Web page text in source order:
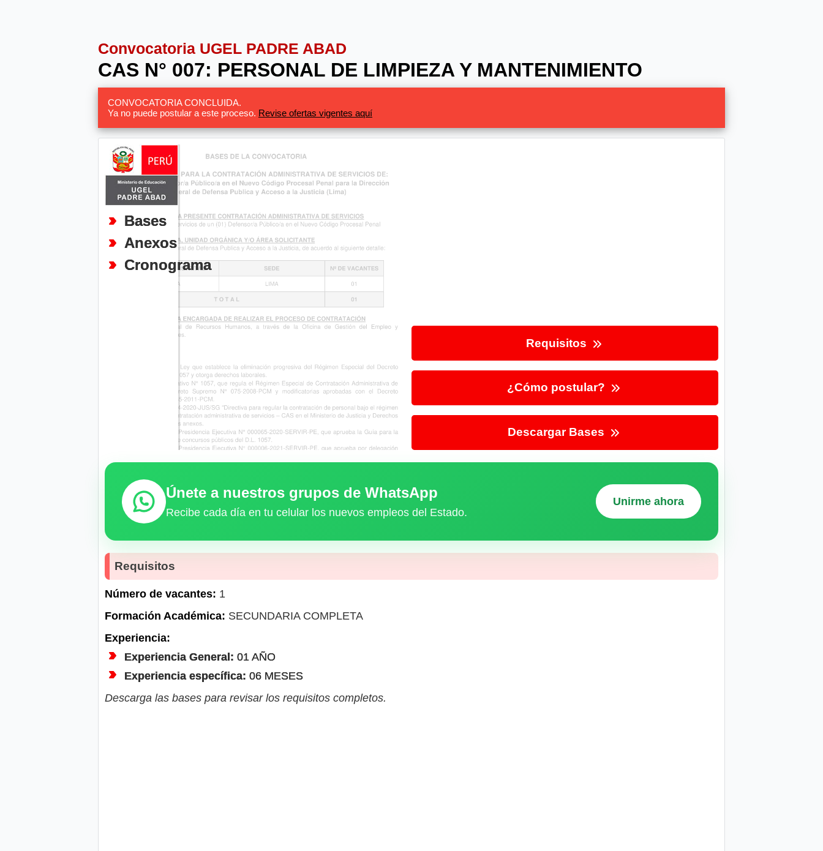
Convocatoria UGEL PADRE ABAD
CAS N° 007: PERSONAL DE LIMPIEZA Y MANTENIMIENTO
CONVOCATORIA CONCLUIDA.
Ya no puede postular a este proceso. Revise ofertas vigentes aquí
Bases
Anexos
Cronograma
Requisitos
¿Cómo postular?
Descargar Bases
Únete a nuestros grupos de WhatsApp
Recibe cada día en tu celular los nuevos empleos del Estado.
Unirme ahora
Requisitos
Número de vacantes: 1
Formación Académica: SECUNDARIA COMPLETA
Experiencia:
Experiencia General: 01 AÑO
Experiencia específica: 06 MESES
Descarga las bases para revisar los requisitos completos.